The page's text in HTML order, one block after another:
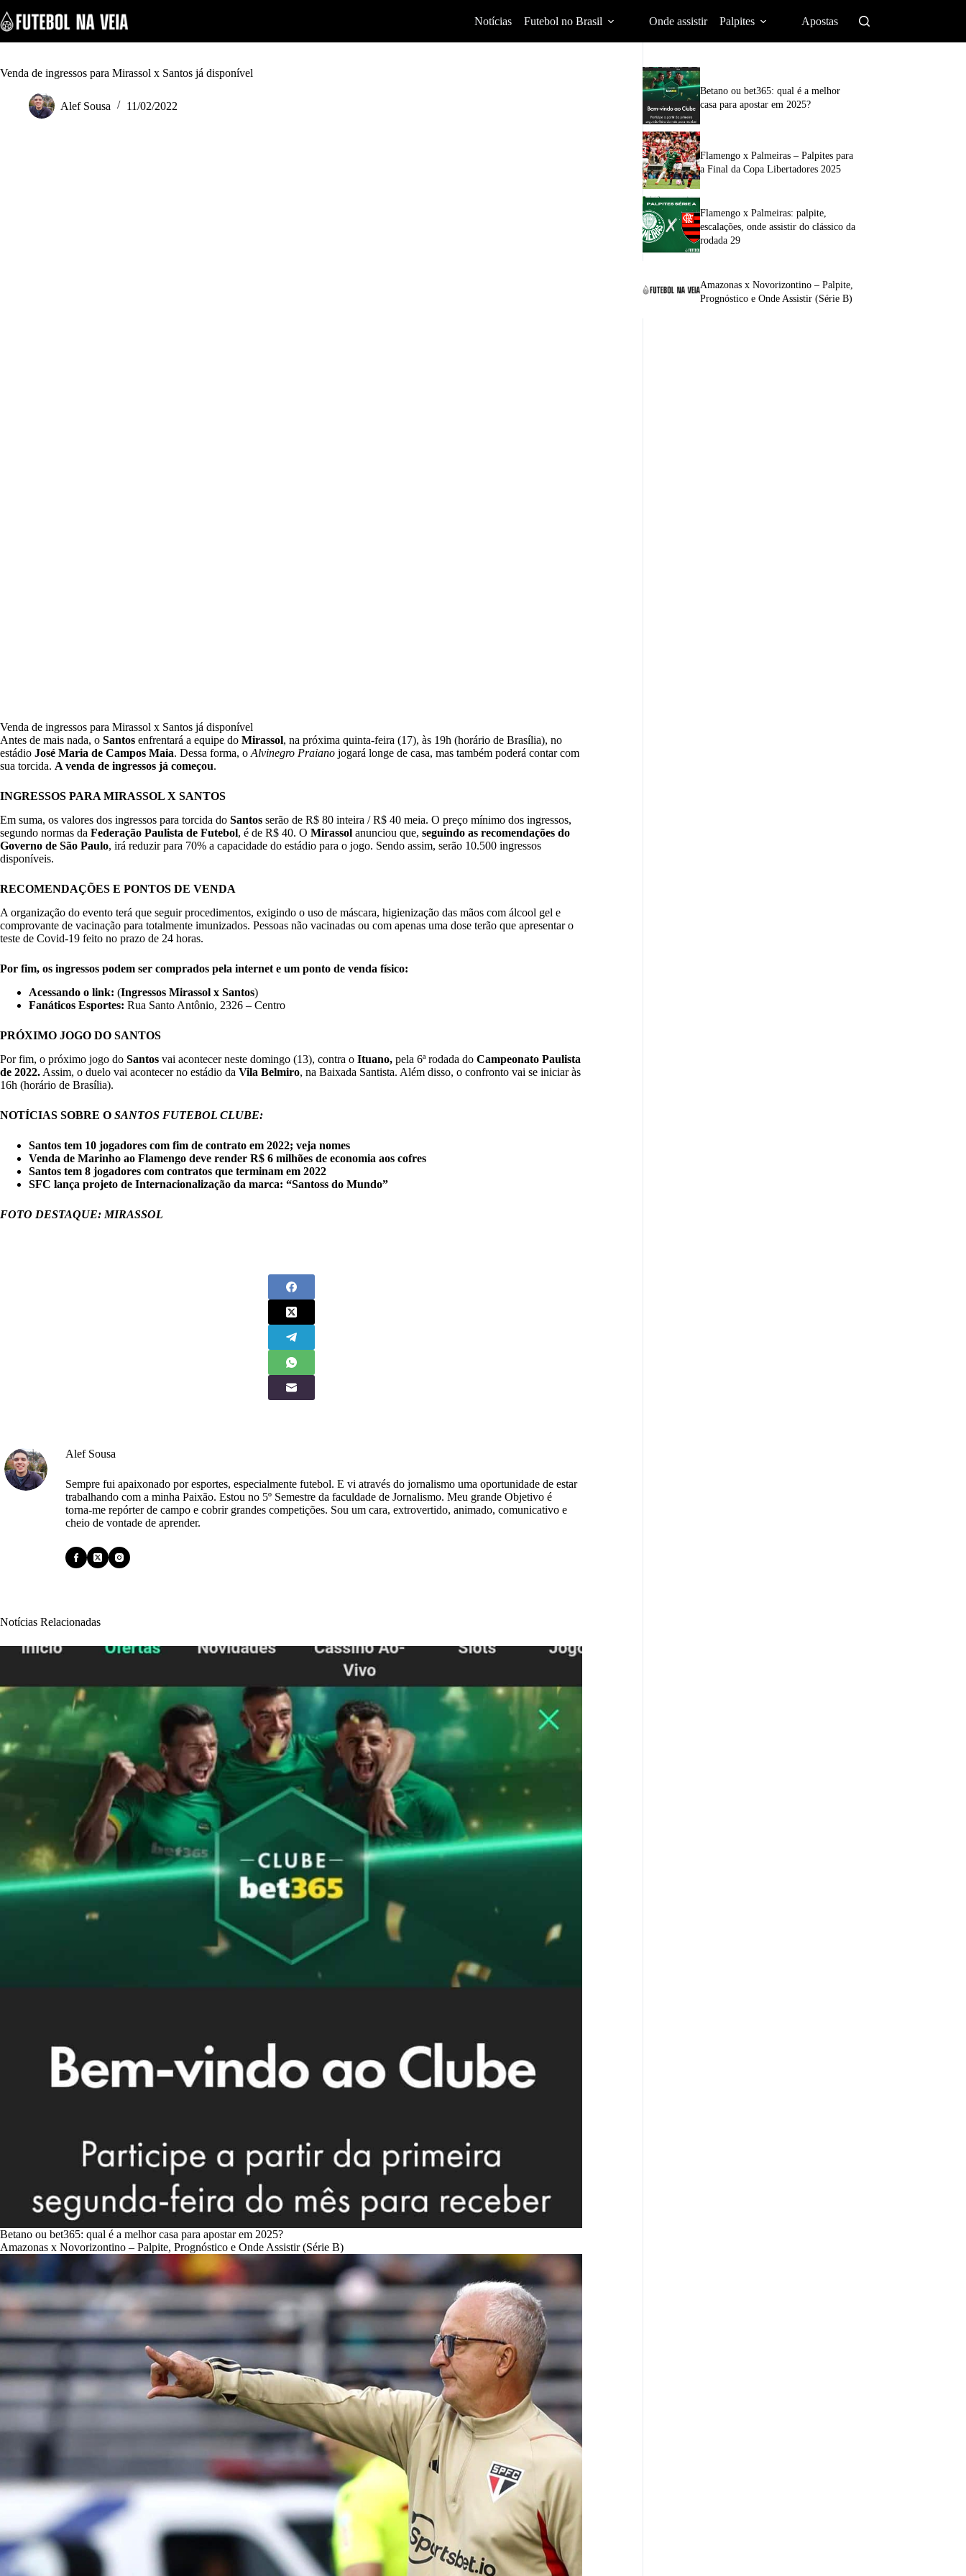
k
i
p
o
Notícias Futebol no Brasil Onde assistir Palpites Apostas
Venda de ingressos para Mirassol x Santos já disponível
Alef Sousa 11/02/2022
Venda de ingressos para Mirassol x Santos já disponível
Antes de mais nada, o Santos enfrentará a equipe do Mirassol, na próxima quinta-feira (17), às 19h (horário de Brasília), no
estádio José Maria de Campos Maia. Dessa forma, oAlvinegro Praiano jogará longe de casa, mas também poderá contar com
sua torcida. A venda de ingressos já começou.
INGRESSOS PARA MIRASSOL X SANTOS
Em suma, os valores dos ingressos para torcida do Santos serão de R$ 80 inteira / R$ 40 meia. O preço mínimo dos ingressos,
segundo normas da Federação Paulista de Futebol, é de R$ 40. O Mirassol anunciou que, seguindo as recomendações do
Governo de São Paulo, irá reduzir para 70% a capacidade do estádio para o jogo. Sendo assim, serão 10.500 ingressos
disponíveis.
RECOMENDAÇÕES E PONTOS DE VENDA
A organização do evento terá que seguir procedimentos, exigindo o uso de máscara, higienização das mãos com álcool gel e
comprovante de vacinação para totalmente imunizados. Pessoas não vacinadas ou com apenas uma dose terão que apresentar o
teste de Covid-19 feito no prazo de 24 horas.
Por fim, os ingressos podem ser comprados pela internet e um ponto de venda físico:
Acessando o link: (Ingressos Mirassol x Santos)
Fanáticos Esportes: Rua Santo Antônio, 2326 – Centro
PRÓXIMO JOGO DO SANTOS
Por fim, o próximo jogo do Santos vai acontecer neste domingo (13), contra o Ituano, pela 6ª rodada do Campeonato Paulista
de 2022. Assim, o duelo vai acontecer no estádio da Vila Belmiro, na Baixada Santista. Além disso, o confronto vai se iniciar às
16h (horário de Brasília).
NOTÍCIAS SOBRE O SANTOS FUTEBOL CLUBE:
Santos tem 10 jogadores com fim de contrato em 2022; veja nomes
Venda de Marinho ao Flamengo deve render R$ 6 milhões de economia aos cofres
Santos tem 8 jogadores com contratos que terminam em 2022
SFC lança projeto de Internacionalização da marca: “Santoss do Mundo”
FOTO DESTAQUE: MIRASSOL
Alef Sousa
Sempre fui apaixonado por esportes, especialmente futebol. E vi através do jornalismo uma oportunidade de estar
trabalhando com a minha Paixão. Estou no 5º Semestre da faculdade de Jornalismo. Meu grande Objetivo é
torna-me repórter de campo e cobrir grandes competições. Sou um cara, extrovertido, animado, comunicativo e
cheio de vontade de aprender.
Notícias Relacionadas
Betano ou bet365: qual é a melhor casa para apostar em 2025?
Amazonas x Novorizontino – Palpite, Prognóstico e Onde Assistir (Série B)
Betano ou bet365: qual é a melhor
casa para apostar em 2025?
Flamengo x Palmeiras – Palpites para
a Final da Copa Libertadores 2025
Flamengo x Palmeiras: palpite,
escalações, onde assistir do clássico da
rodada 29
Amazonas x Novorizontino – Palpite,
Prognóstico e Onde Assistir (Série B)